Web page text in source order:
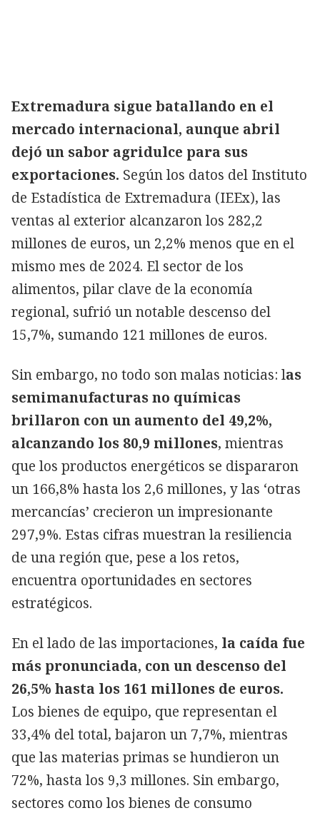
Extremadura sigue batallando en el
mercado internacional, aunque abril
dejó un sabor agridulce para sus
exportaciones. Según los datos del Instituto
de Estadística de Extremadura (IEEx), las
ventas al exterior alcanzaron los 282,2
millones de euros, un 2,2% menos que en el
mismo mes de 2024. El sector de los
alimentos, pilar clave de la economía
regional, sufrió un notable descenso del
15,7%, sumando 121 millones de euros.
Sin embargo, no todo son malas noticias: las
semimanufacturas no químicas
brillaron con un aumento del 49,2%,
alcanzando los 80,9 millones, mientras
que los productos energéticos se dispararon
un 166,8% hasta los 2,6 millones, y las ‘otras
mercancías’ crecieron un impresionante
297,9%. Estas cifras muestran la resiliencia
de una región que, pese a los retos,
encuentra oportunidades en sectores
estratégicos.
En el lado de las importaciones, la caída fue
más pronunciada, con un descenso del
26,5% hasta los 161 millones de euros.
Los bienes de equipo, que representan el
33,4% del total, bajaron un 7,7%, mientras
que las materias primas se hundieron un
72%, hasta los 9,3 millones. Sin embargo,
sectores como los bienes de consumo